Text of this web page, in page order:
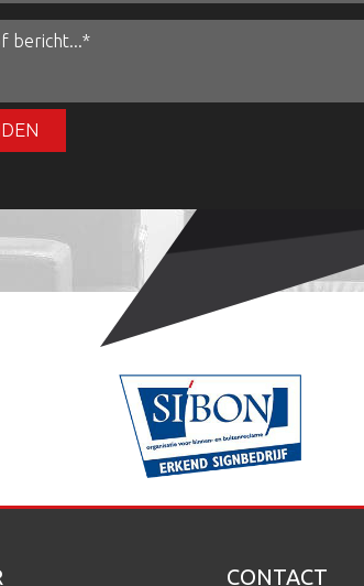
CONTACT